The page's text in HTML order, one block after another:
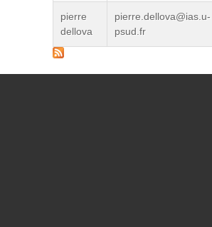
pierre
dellova
pierre.dellova@ias.u-
psud.fr